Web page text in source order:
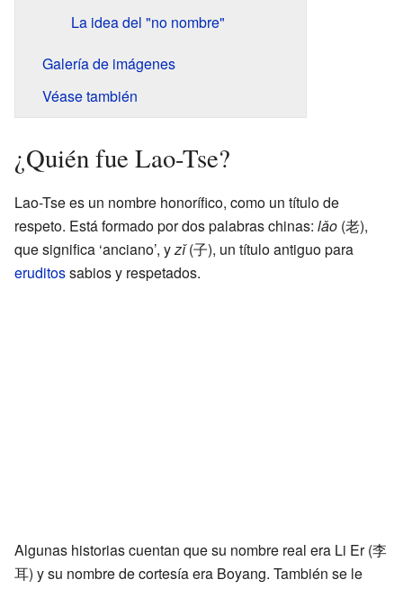
La idea del "no nombre"
Galería de imágenes
Véase también
¿Quién fue Lao-Tse?
Lao-Tse es un nombre honorífico, como un título de
respeto. Está formado por dos palabras chinas: lǎo (老),
que significa ‘anciano’, yzǐ(子), un título antiguo para
eruditossabios y respetados.
Algunas historias cuentan que su nombre real era Li Er (李
耳) y su nombre de cortesía era Boyang. También se le